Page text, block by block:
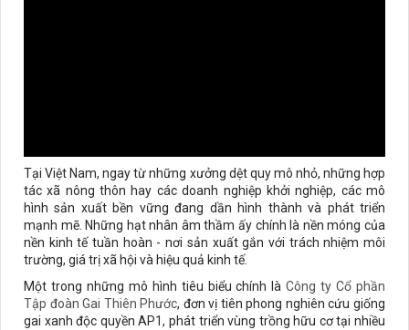
Tại Việt Nam, ngay từ những xưởng dệt quy mô nhỏ, những hợp
tác xã nông thôn hay các doanh nghiệp khởi nghiệp, các mô
hình sản xuất bền vững đang dần hình thành và phát triển
mạnh mẽ. Những hạt nhân âm thầm ấy chính là nền móng của
nền kinh tế tuần hoàn - nơi sản xuất gắn với trách nhiệm môi
trường, giá trị xã hội và hiệu quả kinh tế.
Một trong những mô hình tiêu biểu chính là Công ty Cổ phần
Tập đoàn Gai Thiên Phước, đơn vị tiên phong nghiên cứu giống
gai xanh độc quyền AP1, phát triển vùng trồng hữu cơ tại nhiều